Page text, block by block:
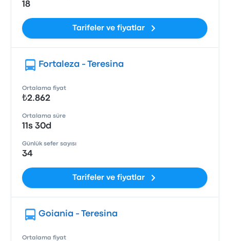
18
Tarifeler ve fiyatlar
Fortaleza - Teresina
Ortalama fiyat
₺2.862
Ortalama süre
11s 30d
Günlük sefer sayısı
34
Tarifeler ve fiyatlar
Goiania - Teresina
Ortalama fiyat